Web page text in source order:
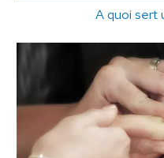
A quoi sert